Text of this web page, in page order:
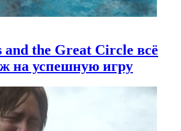
and the Great Circle всё
на успешную игру